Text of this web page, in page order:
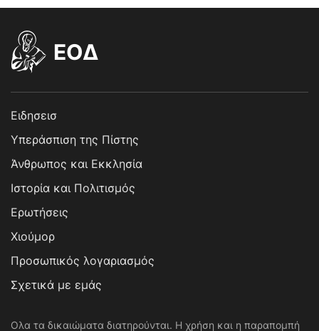
EOΔ
Ειδησεισ
Υπεράσπιση της Πίστης
Άνθρωπος και Εκκλησία
Ιστορία και Πολιτισμός
Ερωτήσεις
Χιούμορ
Προσωπικός λογαριασμός
Σχετικά με εμάς
Ολα τα δικαιώματα διατηρούνται. Η χρήση και η παραπομπή